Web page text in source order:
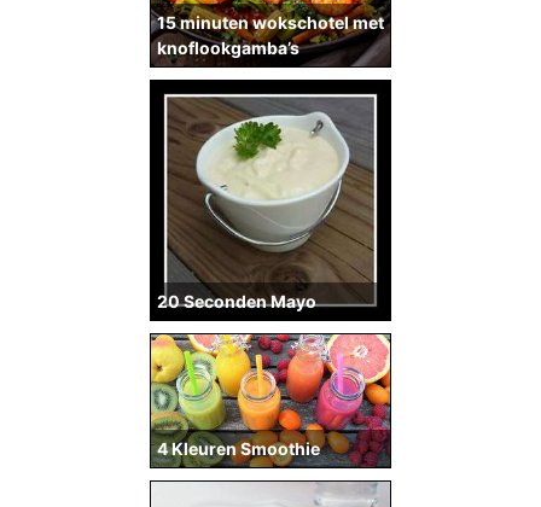
15 minuten wokschotel met
knoflookgamba’s
20 Seconden Mayo
4 Kleuren Smoothie